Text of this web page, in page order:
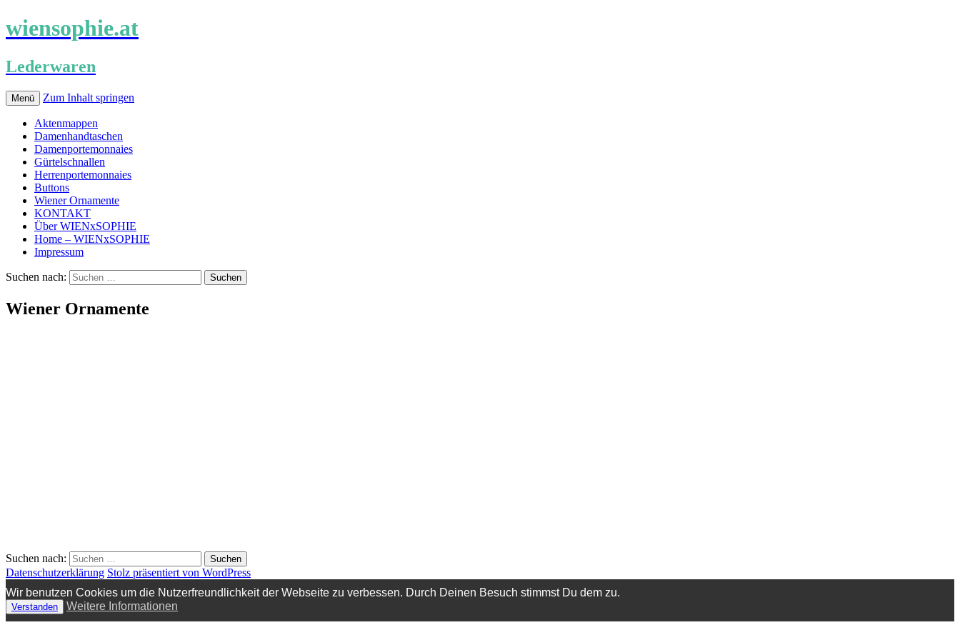
wiensophie.at
Lederwaren
Menü Zum Inhalt springen
Aktenmappen
Damenhandtaschen
Damenportemonnaies
Gürtelschnallen
Herrenportemonnaies
Buttons
Wiener Ornamente
KONTAKT
Über WIENxSOPHIE
Home – WIENxSOPHIE
Impressum
Suchen nach:
Wiener Ornamente
Suchen nach:
Datenschutzerklärung Stolz präsentiert von WordPress
Wir benutzen Cookies um die Nutzerfreundlichkeit der Webseite zu verbessen. Durch Deinen Besuch stimmst Du dem zu.
Verstanden Weitere Informationen